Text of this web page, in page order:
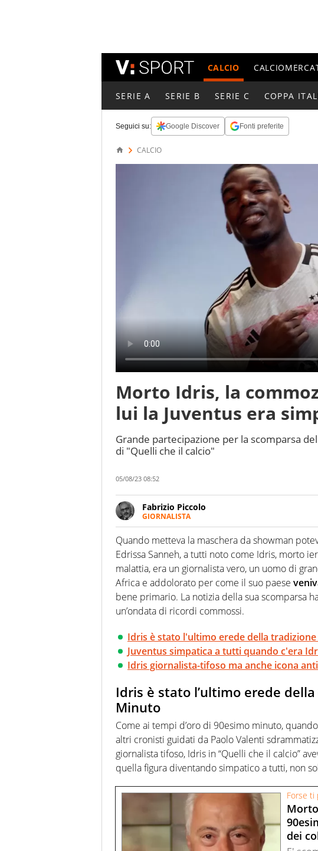
CALCIO
SERIE A SERIE B SERIE C COPPA
Seguici su: Google Discover Fonti preferite
CALCIO
Morto Idris, la
lui la Juventus era
Grande partecipazione per la scomparsa
di "Quelli che il calcio"
05/08/23 08:52
Fabrizio Piccolo
GIORNALISTA
Nella sua carriera ha seguito numerose
agenzie e testate. Esperienza, competenza,
prevalentemente di calcio
Quando metteva la maschera da showman
Edrissa Sanneh, a tutti noto come Idris, morto
malattia, era un giornalista vero, un uomo di
Africa e addolorato per come il suo paese
bene primario. La notizia della sua scomparsa
un’ondata di ricordi commossi.
Idris è stato l'ultimo erede della
Juventus simpatica a tutti quando c'era
Idris giornalista-tifoso ma anche icona
Idris è stato l’ultimo erede
Minuto
Come ai tempi d’oro di 90esimo minuto,
altri cronisti guidati da Paolo Valenti
giornalista tifoso, Idris in “Quelli che il calcio”
quella figura diventando simpatico a tutti, non
Forse ti
dei